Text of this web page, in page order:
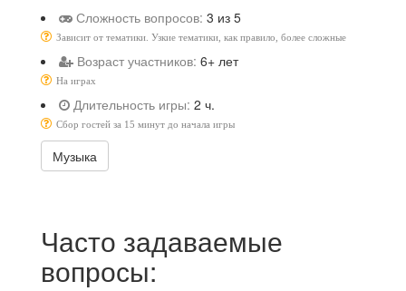
Сложность вопросов: 3 из 5
Зависит от тематики. Узкие тематики, как правило, более сложные
Возраст участников: 6+ лет
На играх
Длительность игры: 2 ч.
Сбор гостей за 15 минут до начала игры
Музыка
Часто задаваемые
вопросы: